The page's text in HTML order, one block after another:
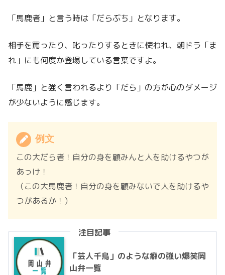
「馬鹿者」と言う時は「だらぶち」となります。
相手を罵ったり、叱ったりするときに使われ、朝ドラ「ま
れ」にも何度か登場している言葉ですよ。
「馬鹿」と強く言われるより「だら」の方が心のダメージ
が少ないように感じます。
例文
この大だら者！自分の身を顧みんと人を助けるやつが
あっけ！
（この大馬鹿者！自分の身を顧みないで人を助けるや
つがあるか！）
注目記事
「芸人千鳥」のような癖の強い爆笑岡
山弁一覧